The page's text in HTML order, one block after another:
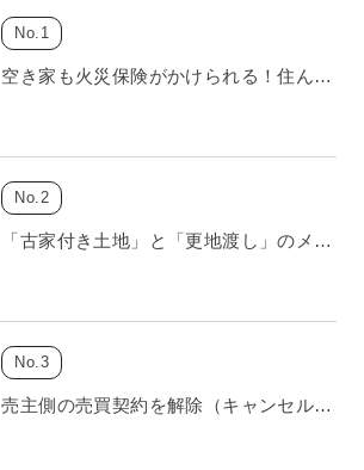
空き家も火災保険がかけられる！住ん…
「古家付き土地」と「更地渡し」のメ…
売主側の売買契約を解除（キャンセル…